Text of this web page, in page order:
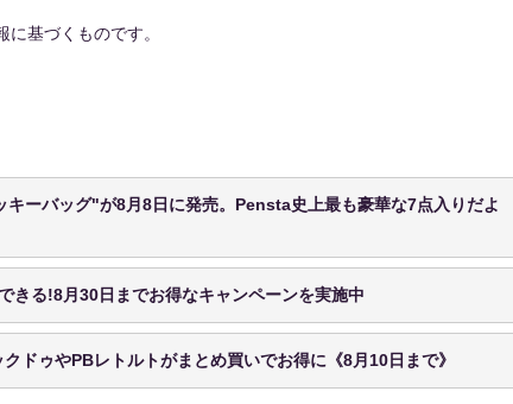
に基づくものです。
ーバッグ"が8月8日に発売。Pensta史上最も豪華な7点入りだよ
きる!8月30日までお得なキャンペーンを実施中
クドゥやPBレトルトがまとめ買いでお得に《8月10日まで》